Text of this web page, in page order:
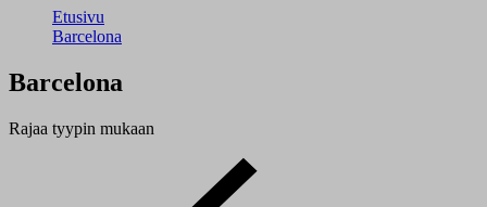
Etusivu
Barcelona
Barcelona
Rajaa tyypin mukaan